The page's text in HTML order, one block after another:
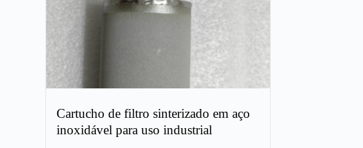
Cartucho de filtro sinterizado em aço
inoxidável para uso industrial